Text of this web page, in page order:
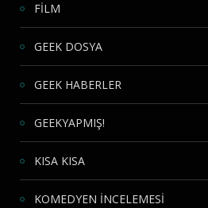
FİLM
GEEK DOSYA
GEEK HABERLER
GEEKYAPMIŞ!
KISA KISA
KOMEDYEN İNCELEMESİ